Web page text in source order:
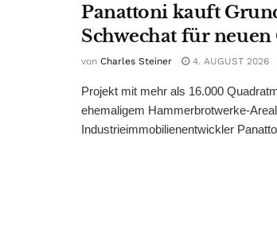
Panattoni kauft
Schwechat für
von Charles Steiner 4. AUGUST 2026
Projekt mit mehr als 16.000
ehemaligem Hammerbrotwerke-
Industrieimmobilienentwickler